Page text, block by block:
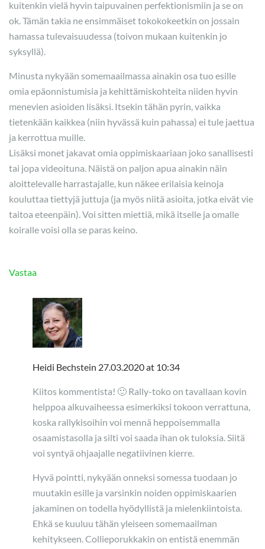
kuitenkin vielä hyvin taipuvainen perfektionismiin ja se on
ok. Tämän takia ne ensimmäiset tokokokeetkin on jossain
hamassa tulevaisuudessa (toivon mukaan kuitenkin jo
syksyllä).
Minusta nykyään somemaailmassa ainakin osa tuo esille
omia epäonnistumisia ja kehittämiskohteita niiden hyvin
menevien asioiden lisäksi. Itsekin tähän pyrin, vaikka
tietenkään kaikkea (niin hyvässä kuin pahassa) ei tule jaettua
ja kerrottua muille.
Lisäksi monet jakavat omia oppimiskaariaan joko sanallisesti
tai jopa videoituna. Näistä on paljon apua ainakin näin
aloittelevalle harrastajalle, kun näkee erilaisia keinoja
kouluttaa tiettyjä juttuja (ja myös niitä asioita, jotka eivät vie
taitoa eteenpäin). Voi sitten miettiä, mikä itselle ja omalle
koiralle voisi olla se paras keino.
Vastaa
Heidi Bechstein 27.03.2020 at 10:34
Kiitos kommentista! 🙂 Rally-toko on tavallaan kovin
helppoa alkuvaiheessa esimerkiksi tokoon verrattuna,
koska rallykisoihin voi mennä heppoisemmalla
osaamistasolla ja silti voi saada ihan ok tuloksia. Siitä
voi syntyä ohjaajalle negatiivinen kierre.
Hyvä pointti, nykyään onneksi somessa tuodaan jo
muutakin esille ja varsinkin noiden oppimiskaarien
jakaminen on todella hyödyllistä ja mielenkiintoista.
Ehkä se kuuluu tähän yleiseen somemaailman
kehitykseen. Collieporukkakin on entistä enemmän